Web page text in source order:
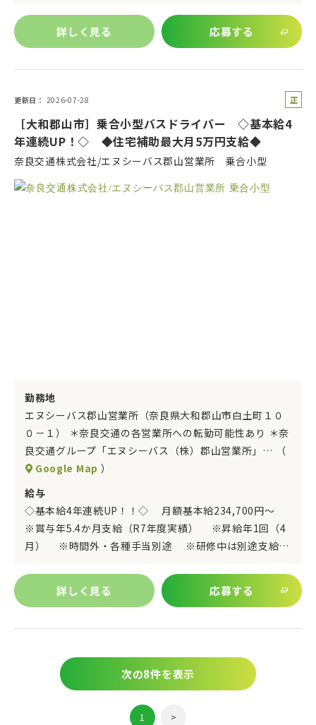
詳しく見る 応募する
更新日 2026-07-28
正
員
［大和郡山市］乗合小型バスドライバー ◇基本給4
年連続UP！◇ ◆住宅補助最大月5万円支給◆
奈良交通株式会社/エヌシーバス郡山営業所 乗合小型
勤務地
エヌシーバス郡山営業所（奈良県大和郡山市白土町１０
０－１） ＊奈良交通の各営業所への転勤可能性あり ＊奈
良交通グループ「エヌシーバス（株）郡山営業所」… （
Google Map ）
給与
◇基本給4年連続UP！！◇ 月額基本給234,700円～
※賞与年5.4か月支給（R7年度実績） ※昇給年1回（4
月） ※時間外・各種手当別途 ※研修中は別途支給…
詳しく見る 応募する
次の8件を表示
1 >